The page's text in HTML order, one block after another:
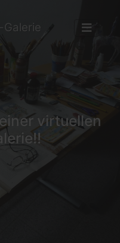
Galerie
virtuellen